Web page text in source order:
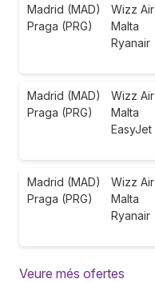
Madrid (MAD)
Praga (PRG)
Wizz Air
Malta
Ryanair
Madrid (MAD)
Praga (PRG)
Wizz Air
Malta
EasyJet
Madrid (MAD)
Praga (PRG)
Wizz Air
Malta
Ryanair
Veure més ofertes